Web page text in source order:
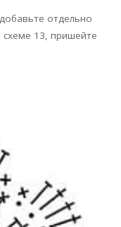
отдельно
13, пришейте